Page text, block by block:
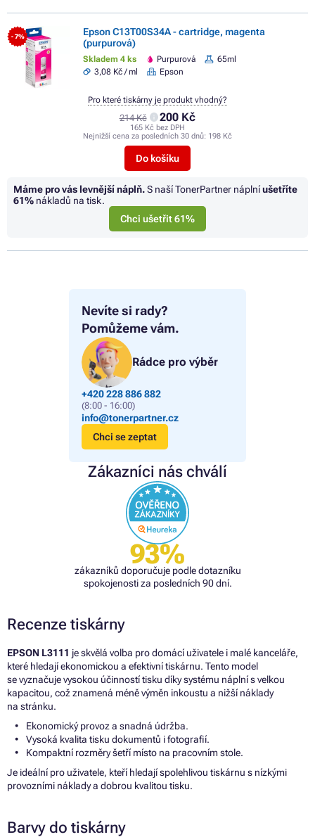
Nevíte si rady?
Pomůžeme vám.
Rádce pro výběr
+420 228 886 882
(8:00 - 16:00)
info@tonerpartner.cz
Chci se zeptat
Zákazníci nás chválí
93%
zákazníků doporučuje podle dotazníku
spokojenosti za posledních 90 dní.
- 7%
Epson C13T00S34A - cartridge, magenta
(purpurová)
Skladem 4 ks Purpurová
65ml
3,08 Kč / ml
Epson
214 Kč 200 Kč
165 Kč bez DPH
Nejnižší cena za posledních 30 dnů: 198 Kč
Do košíku
Pro které tiskárny je produkt vhodný?
Máme pro vás levnější náplň.S naší TonerPartner náplníušetříte
61% nákladů na tisk.
Chci ušetřit 61%
Recenze tiskárny
EPSON L3111 je skvělá volba pro domácí uživatele i malé kanceláře,
které hledají ekonomickou a efektivní tiskárnu. Tento model
se vyznačuje vysokou účinností tisku díky systému náplní s velkou
kapacitou, což znamená méně výměn inkoustu a nižší náklady
na stránku.
Ekonomický provoz a snadná údržba.
Vysoká kvalita tisku dokumentů i fotografií.
Kompaktní rozměry šetří místo na pracovním stole.
Je ideální pro uživatele, kteří hledají spolehlivou tiskárnu s nízkými
provozními náklady a dobrou kvalitou tisku.
Barvy do tiskárny